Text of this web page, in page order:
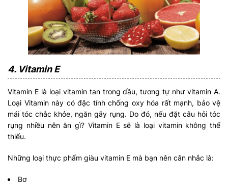
4. Vitamin E
Vitamin E là loại vitamin tan trong dầu, tương tự như vitamin A.
Loại Vitamin này có đặc tính chống oxy hóa rất mạnh, bảo vệ
mái tóc chắc khỏe, ngăn gãy rụng. Do đó, nếu đặt câu hỏi tóc
rụng nhiều nên ăn gì? Vitamin E sẽ là loại vitamin không thể
thiếu.
Những loại thực phẩm giàu vitamin E mà bạn nên cân nhắc là:
Bơ